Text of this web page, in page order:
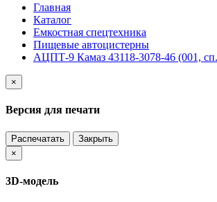
Главная
Каталог
Емкостная спецтехника
Пищевые автоцистерны
АЦПТ-9 Камаз 43118-3078-46 (001,
×
Версия для печати
Распечатать
Закрыть
×
3D-модель